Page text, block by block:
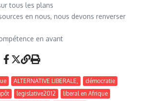
tous les plans
en nous, nous devons renverser
en avant
ALTERNATIVE LIBERALE,
démocratie
legislative2012
liberal en Afrique